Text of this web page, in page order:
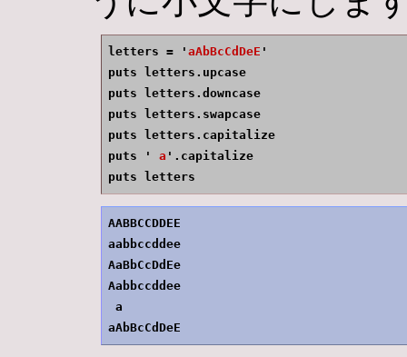
letters = ' aAbBcCdDeE '
puts letters.upcase
puts letters.downcase
puts letters.swapcase
puts letters.capitalize
puts '
a '.capitalize
puts letters
AABBCCDDEE
aabbccddee
AaBbCcDdEe
Aabbccddee
a